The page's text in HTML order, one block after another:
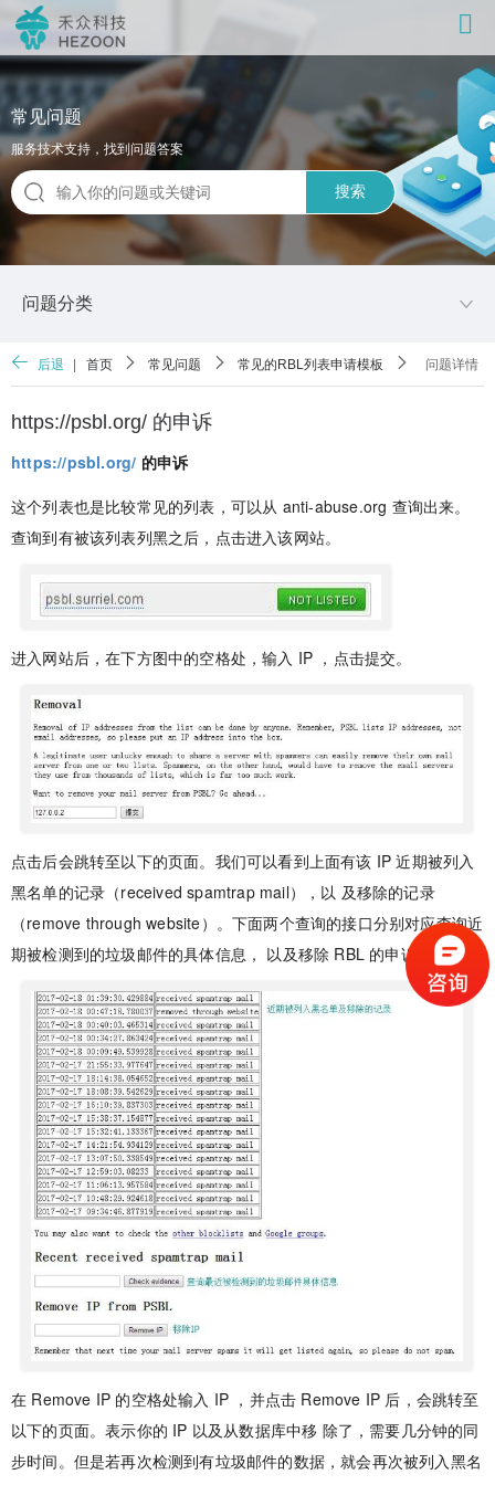
常见问题
服务技术支持，找到问题答案
搜索
问题分类
后退 首页 常见问题 常见的RBL列表申请模板 问题详情
https://psbl.org/ 的申诉
https://psbl.org/ 的申诉
这个列表也是比较常见的列表，可以从 anti-abuse.org 查询出来。
查询到有被该列表列黑之后，点击进入该网站。
进入网站后，在下方图中的空格处，输入 IP ，点击提交。
点击后会跳转至以下的页面。我们可以看到上面有该 IP 近期被列入
黑名单的记录（received spamtrap mail），以 及移除的记录
（remove through website）。下面两个查询的接口分别对应查询近
期被检测到的垃圾邮件的具体信息， 以及移除 RBL 的申诉接口。
在 Remove IP 的空格处输入 IP ，并点击 Remove IP 后，会跳转至
以下的页面。表示你的 IP 以及从数据库中移 除了，需要几分钟的同
步时间。但是若再次检测到有垃圾邮件的数据，就会再次被列入黑名